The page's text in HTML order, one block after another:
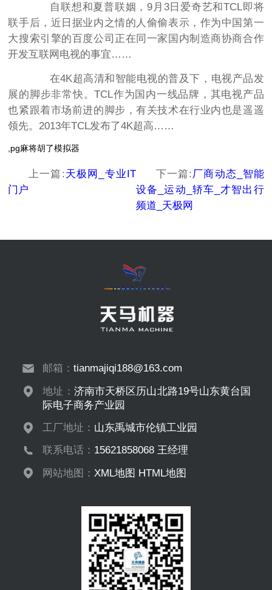
自联想和夏普联姻，9月3日爱奇艺和TCL即将
联手后，近日据业内之情的人偷偷表示，作为中国第一
大搜索引擎的百度公司正在同一家国内制造商协商合作
开发互联网电视的事宜……
在4K超高清和智能电视的普及下，电视产品发
展的脚步非常快。TCL作为国内一线品牌，其电视产品
也紧跟着市场前进的脚步，有关技术在行业内也是遥遥
领先。2013年TCL发布了4K超高……
,pg麻将胡了模拟器
上一篇:天极网_专业IT
门户
下一篇:厂商动态_智能
设备_运动_轿车_才智出行
频道_天极网
邮箱：tianmajiqi188@163.com
地址： 济南市天桥区历山北路19号山东黄台国
际电子商务产业园
工厂地址： 山东禹城市伦镇工业园
联系电话： 15621858068 王经理
网站地图： XML地图 HTML地图